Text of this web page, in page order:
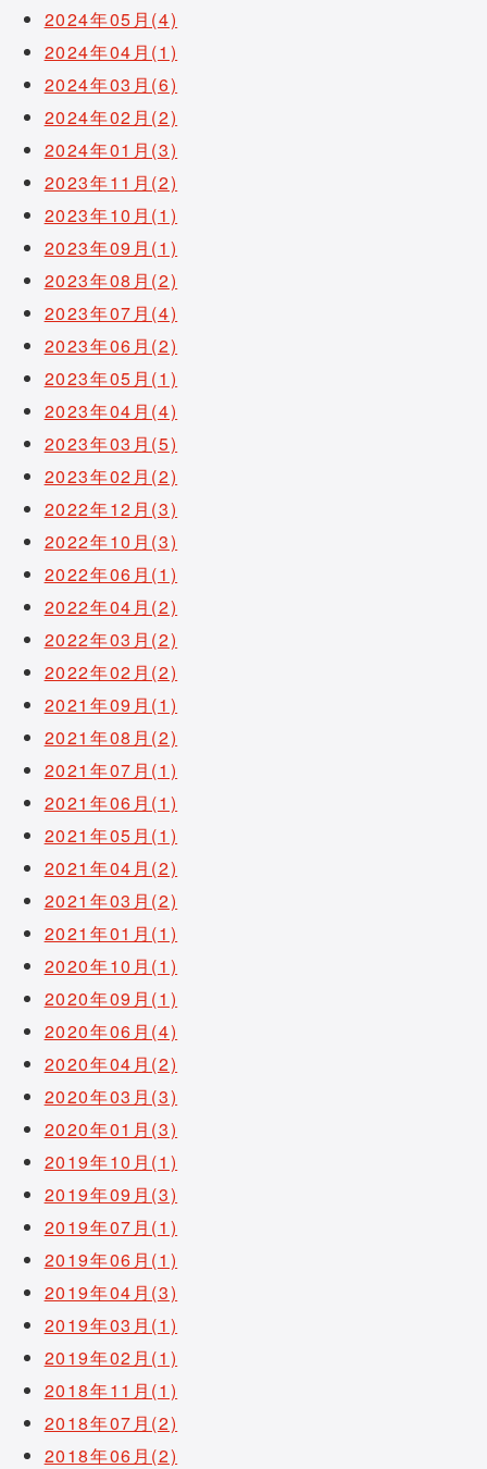
2024年05月(4)
2024年04月(1)
2024年03月(6)
2024年02月(2)
2024年01月(3)
2023年11月(2)
2023年10月(1)
2023年09月(1)
2023年08月(2)
2023年07月(4)
2023年06月(2)
2023年05月(1)
2023年04月(4)
2023年03月(5)
2023年02月(2)
2022年12月(3)
2022年10月(3)
2022年06月(1)
2022年04月(2)
2022年03月(2)
2022年02月(2)
2021年09月(1)
2021年08月(2)
2021年07月(1)
2021年06月(1)
2021年05月(1)
2021年04月(2)
2021年03月(2)
2021年01月(1)
2020年10月(1)
2020年09月(1)
2020年06月(4)
2020年04月(2)
2020年03月(3)
2020年01月(3)
2019年10月(1)
2019年09月(3)
2019年07月(1)
2019年06月(1)
2019年04月(3)
2019年03月(1)
2019年02月(1)
2018年11月(1)
2018年07月(2)
2018年06月(2)